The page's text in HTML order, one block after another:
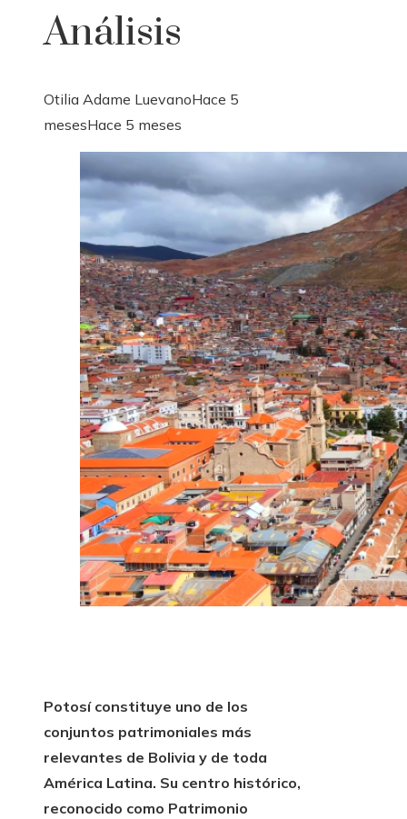
Análisis
Otilia Adame LuevanoHace 5
mesesHace 5 meses
Potosí constituye uno de los
conjuntos patrimoniales más
relevantes de Bolivia y de toda
América Latina. Su centro histórico,
reconocido como Patrimonio